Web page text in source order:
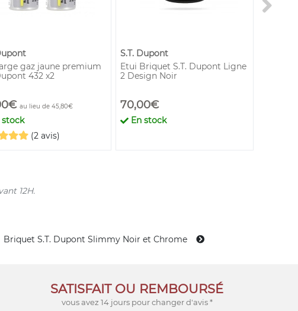
gaz jaune premium
432 x2
au lieu de 45,80€
stock
(2 avis)
S.T. Dupont
Etui Briquet S.T. Dupont Ligne
2 Design Noir
70,00€
En stock
12H.
Briquet S.T. Dupont Slimmy Noir et Chrome
SATISFAIT OU REMBOURSÉ
vous avez 14 jours pour changer d'avis *